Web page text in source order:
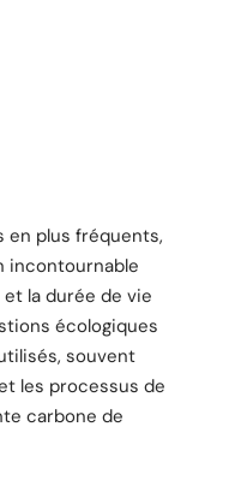
en plus fréquents,
incontournable
la durée de vie
écologiques
souvent
les processus de
carbone de